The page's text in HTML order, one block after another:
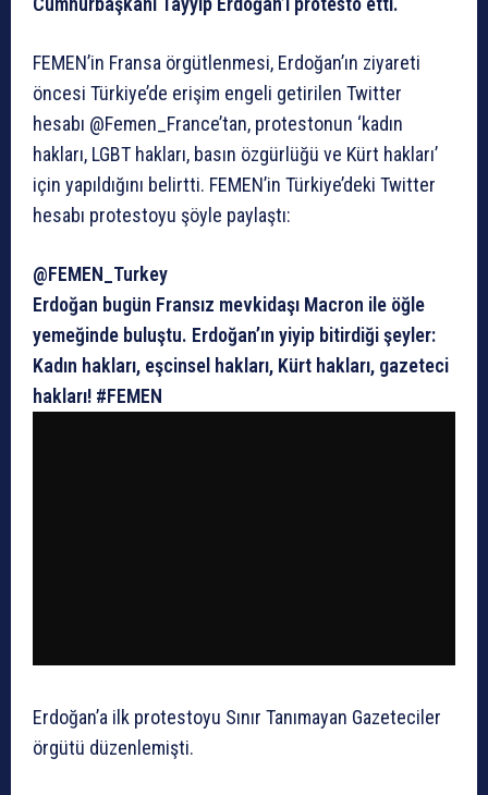
FEMEN’in Fransa örgütlenmesi, Erdoğan’ın ziyareti
öncesi Türkiye’de erişim engeli getirilen Twitter
hesabı @Femen_France’tan, protestonun ‘kadın
hakları, LGBT hakları, basın özgürlüğü ve Kürt hakları’
için yapıldığını belirtti. FEMEN’in Türkiye’deki Twitter
hesabı protestoyu şöyle paylaştı:
@FEMEN_Turkey
Erdoğan bugün Fransız mevkidaşı Macron ile öğle
yemeğinde buluştu. Erdoğan’ın yiyip bitirdiği şeyler:
Kadın hakları, eşcinsel hakları, Kürt hakları, gazeteci
hakları! #FEMEN
Erdoğan’a ilk protestoyu Sınır Tanımayan Gazeteciler
örgütü düzenlemişti.